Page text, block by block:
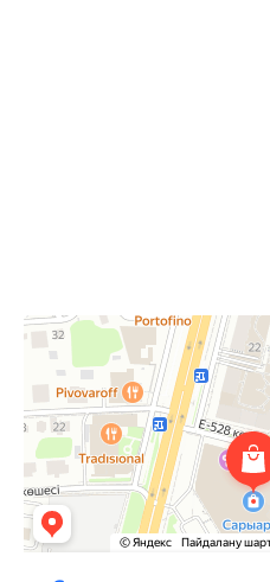
Сарыарка
Торговый центр в Астане
Развлекательный центр в Астане